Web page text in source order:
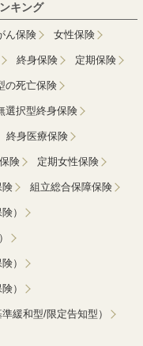
キング
ん保険 女性保険
終身保険 定期保険
の死亡保険
選択型終身保険
終身医療保険
険 定期女性保険
険 組立総合保障保険
）
）
）
緩和型/限定告知型）